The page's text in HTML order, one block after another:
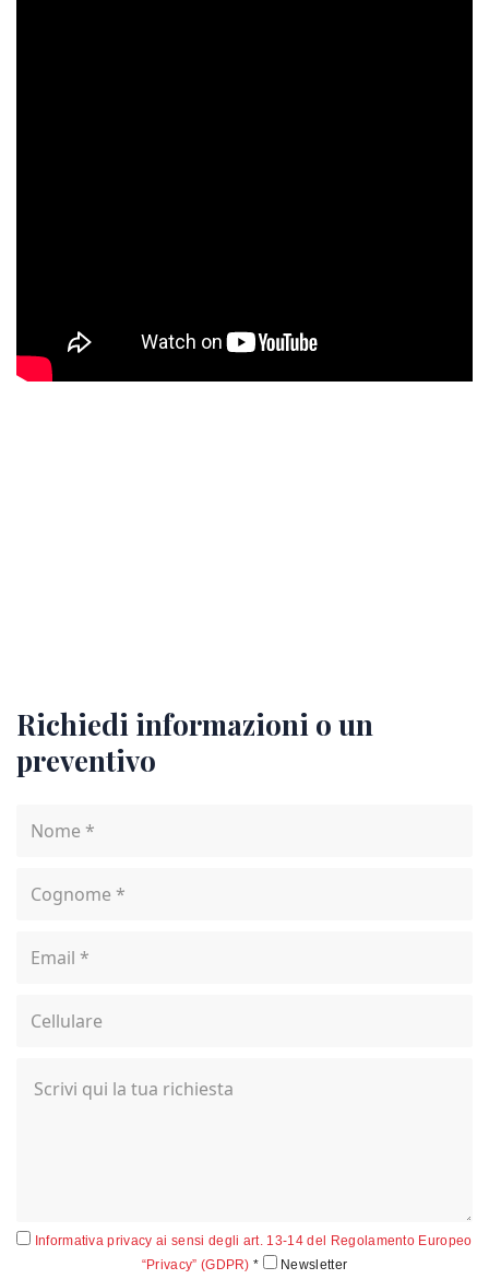
Richiedi informazioni o un
preventivo
Informativa privacy ai sensi degli art. 13-14 del Regolamento Europeo
“Privacy” (GDPR) * Newsletter